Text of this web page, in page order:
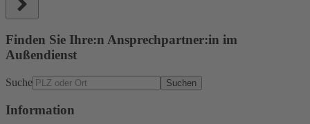
Finden Sie Ihre:n Ansprechpartner:in im
Außendienst
Suche Suchen
Information